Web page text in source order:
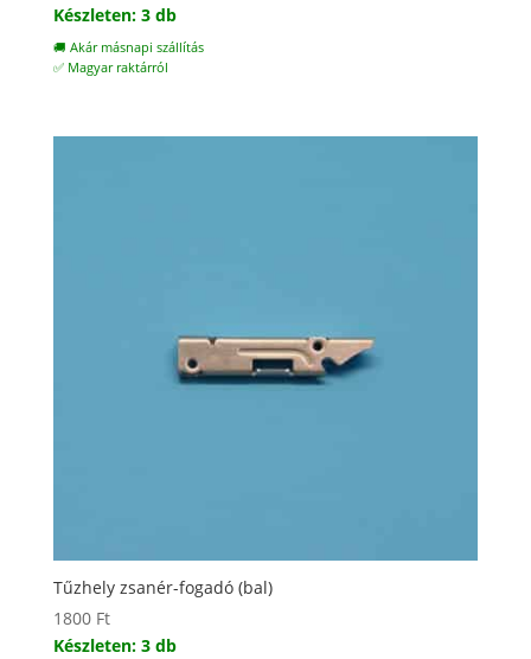
Készleten: 3 db
🚚 Akár másnapi szállítás
✅ Magyar raktárról
Tűzhely zsanér-fogadó (bal)
1800 Ft
Készleten: 3 db